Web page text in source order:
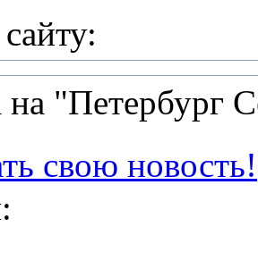
на "Петербург
свою новость!